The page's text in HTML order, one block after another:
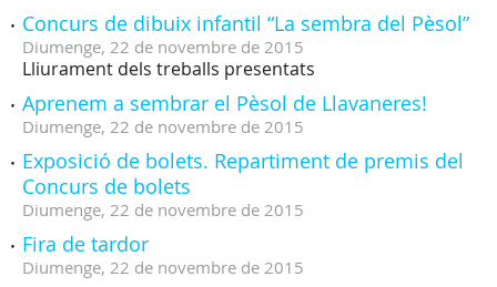
Concurs de dibuix infantil “La sembra del Pèsol”
Diumenge, 22 de novembre de 2015
Lliurament dels treballs presentats
Aprenem a sembrar el Pèsol de Llavaneres!
Diumenge, 22 de novembre de 2015
Exposició de bolets. Repartiment de premis del
Concurs de bolets
Diumenge, 22 de novembre de 2015
Fira de tardor
Diumenge, 22 de novembre de 2015